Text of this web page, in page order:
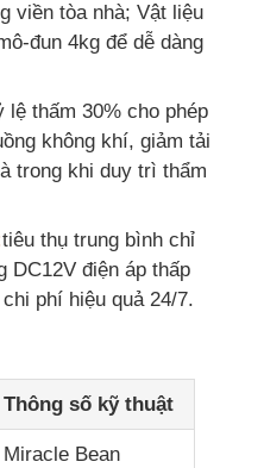
viền tòa nhà; Vật liệu
đun 4kg để dễ dàng
lệ thấm 30% cho phép
không khí, giảm tải
trong khi duy trì thẩm
tiêu thụ trung bình chỉ
DC12V điện áp thấp
phí hiệu quả 24/7.
Thông số kỹ thuật
Miracle Bean